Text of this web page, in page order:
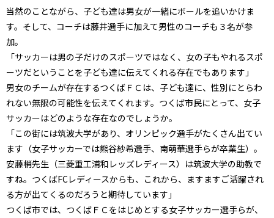
当然のことながら、子ども達は男女が一緒にボールを追いかけま
す。そして、コーチは藤井選手に加えて男性のコーチも３名が参
加。
「サッカーは男の子だけのスポーツではなく、女の子もやれるスポ
ーツだということを子ども達に伝えてくれる存在でもあります」
男女のチームが存在するつくばＦＣは、子ども達に、性別にとらわ
れない無限の可能性を伝えてくれます。つくば市民にとって、女子
サッカーはどのような存在なのでしょうか。
「この街には筑波大学があり、オリンピック選手がたくさん出てい
ます（女子サッカーでは熊谷紗希選手、南萌華選手らが卒業生）。
安藤梢先生（三菱重工浦和レッズレディース）は筑波大学の助教で
すね。つくばFCレディースからも、これから、ますますご活躍され
る方が出てくるのだろうと期待しています」
つくば市では、つくばＦＣをはじめとする女子サッカー選手らが、